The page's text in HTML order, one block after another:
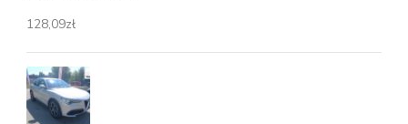
128,09zł